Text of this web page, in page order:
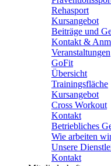
Rehasport
Kursangebot
Beiträge und
Kontakt &
Veranstaltungen
GoFit
Übersicht
Trainingsfläche
Kursangebot
Cross Workout
Kontakt
Betriebliches
Wie arbeiten
Unsere
Kontakt